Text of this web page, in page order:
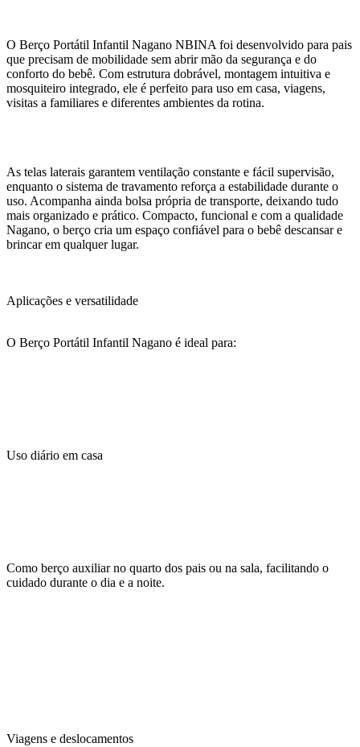
O Berço Portátil Infantil Nagano NBINA foi desenvolvido para pais
que precisam de mobilidade sem abrir mão da segurança e do
conforto do bebê. Com estrutura dobrável, montagem intuitiva e
mosquiteiro integrado, ele é perfeito para uso em casa, viagens,
visitas a familiares e diferentes ambientes da rotina.
As telas laterais garantem ventilação constante e fácil supervisão,
enquanto o sistema de travamento reforça a estabilidade durante o
uso. Acompanha ainda bolsa própria de transporte, deixando tudo
mais organizado e prático. Compacto, funcional e com a qualidade
Nagano, o berço cria um espaço confiável para o bebê descansar e
brincar em qualquer lugar.
Aplicações e versatilidade
O Berço Portátil Infantil Nagano é ideal para:
Uso diário em casa
Como berço auxiliar no quarto dos pais ou na sala, facilitando o
cuidado durante o dia e a noite.
Viagens e deslocamentos